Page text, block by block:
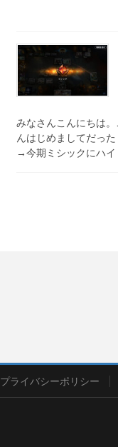
みなさんこんにちは
んはじめましてだっ
→今期ミシックにハ
送
り
プライバシーポリシー